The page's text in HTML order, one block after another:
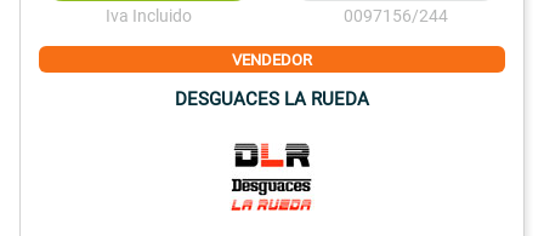
Iva Incluido 0097156/244
VENDEDOR
DESGUACES LA RUEDA